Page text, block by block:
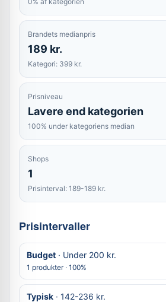
Brandets medianpris
189 kr.
Kategori: 399 kr.
Prisniveau
Lavere end kategorien
100% under kategoriens median
Shops
1
Prisinterval: 189-189 kr.
Prisintervaller
Budget · Under 200 kr.
1 produkter · 100%
Typisk · 142-236 kr.